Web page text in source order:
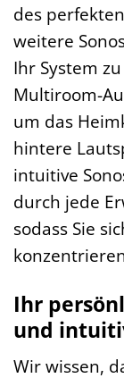
des
weitere
Ihr System
Multiroom-
um das
hintere
intuitive
durch jede
sodass Sie
Ihr
und
Wir wissen,